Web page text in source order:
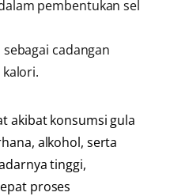
pembentukan sel
cadangan
akibat konsumsi gula
alkohol, serta
tinggi,
proses